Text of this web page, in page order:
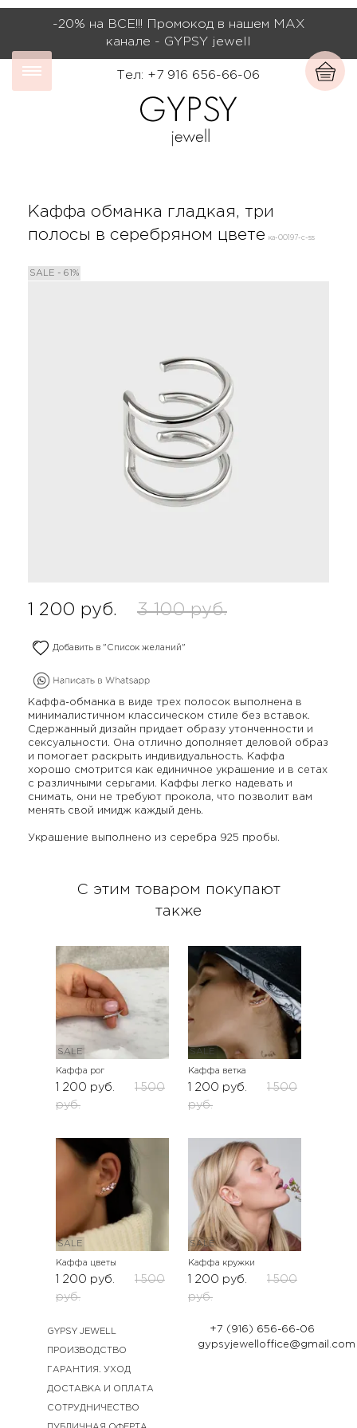
-20% на ВСЕ!!! Промокод в нашем МАХ
канале - GYPSY jewell
Тел: +7 916 656-66-06
Каффа обманка гладкая, три
полосы в серебряном цвете
ка-00197-с-ss
SALE - 61%
1 200 руб. 3 100 руб.
Добавить в "Список желаний"
Каффа-обманка в виде трех полосок выполнена в
минималистичном классическом стиле без вставок.
Сдержанный дизайн придает образу утонченности и
сексуальности. Она отлично дополняет деловой образ
и помогает раскрыть индивидуальность. Каффа
хорошо смотрится как единичное украшение и в сетах
с различными серьгами. Каффы легко надевать и
снимать, они не требуют прокола, что позволит вам
менять свой имидж каждый день.
Украшение выполнено из серебра 925 пробы.
С этим товаром покупают
также
SALE
Каффа рог
1 200 руб.
1 500
руб.
SALE
Каффа ветка
1 200 руб.
1 500
руб.
SALE
Каффа цветы
1 200 руб.
1 500
руб.
SALE
Каффа кружки
1 200 руб.
1 500
руб.
GYPSY JEWELL
ПРОИЗВОДСТВО
ГАРАНТИЯ. УХОД
ДОСТАВКА И ОПЛАТА
СОТРУДНИЧЕСТВО
+7 (916) 656-66-06
gypsyjewelloffice@gmail.com